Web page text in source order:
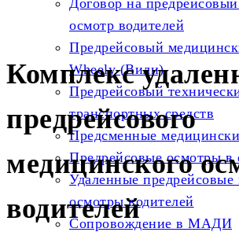
осмотр водителей
Предрейсовый
Wheely (Вили)
Предрейсовый
транспортных средств
Предсменные
Предрейсовые осмотры в
Удаленные
осмотры водителей
Сопровождение в МАДИ
Комплекс
предрейсового
медицинского
водителей